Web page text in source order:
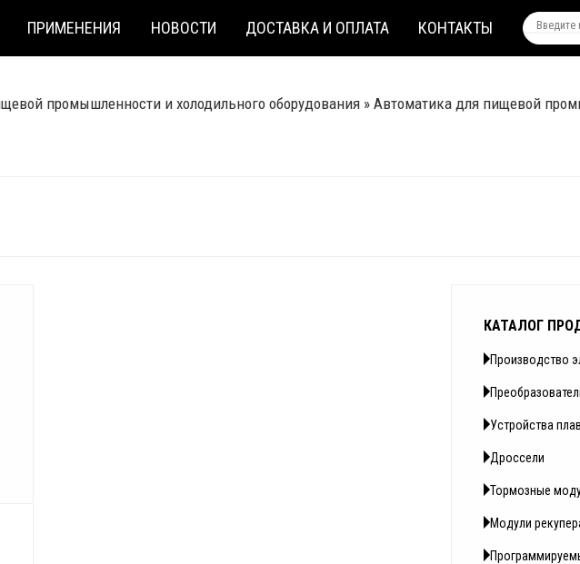
ПРИМЕНЕНИЯ НОВОСТИ ДОСТАВКА И ОПЛАТА КОНТАКТЫ
промышленности и холодильного оборудования » Автоматика для пищевой
КАТАЛОГ
Производство
Устройства
Дроссели
Тормозные
Модули